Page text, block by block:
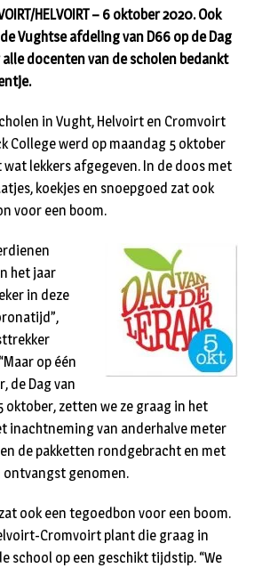
HELVOIRT – 6 oktober 2020. Ook
Vughtse afdeling van D66 op de Dag
alle docenten van de scholen bedankt
in Vught, Helvoirt en Cromvoirt
College werd op maandag 5 oktober
wat lekkers afgegeven. In de doos met
koekjes en snoepgoed zat ook
voor een boom.
het jaar
in deze
op één
de Dag van
oktober, zetten we ze graag in het
inachtneming van anderhalve meter
de pakketten rondgebracht en met
ontvangst genomen.
ook een tegoedbon voor een boom.
Cromvoirt plant die graag in
school op een geschikt tijdstip. “We